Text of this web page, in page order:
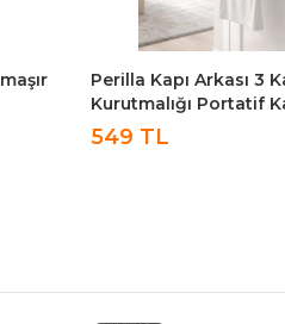
Perilla Kapı Arkası 3
Kurutmalığı Portatif
Kurutmalık
549 TL